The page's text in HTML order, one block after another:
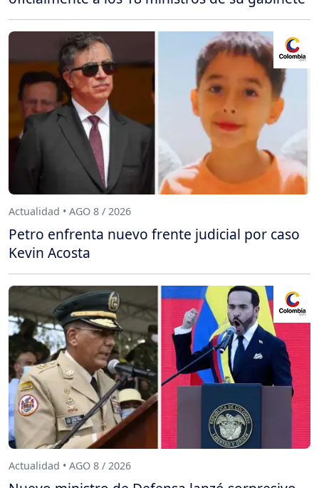
Actualidad • AGO 8 / 2026
Petro enfrenta nuevo frente judicial por caso
Kevin Acosta
Actualidad • AGO 8 / 2026